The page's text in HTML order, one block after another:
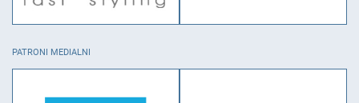
PATRONI MEDIALNI